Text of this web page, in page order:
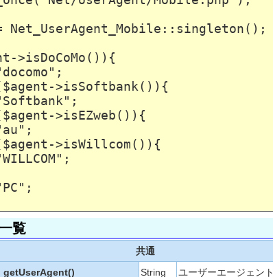
Net_UserAgent_Mobile::singleton();
>isDoCoMo()){
>isSoftbank()){
>isEZweb()){
>isWillcom()){
覧
共通
getUserAgent()
String
ユーザーエージェント